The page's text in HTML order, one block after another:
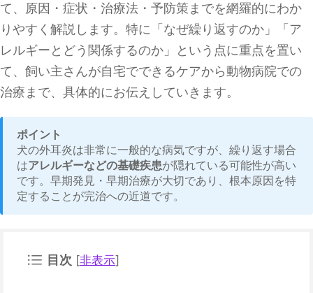
て、原因・症状・治療法・予防策までを網羅的にわか
りやすく解説します。特に「なぜ繰り返すのか」「ア
レルギーとどう関係するのか」という点に重点を置い
て、飼い主さんが自宅でできるケアから動物病院での
治療まで、具体的にお伝えしていきます。
ポイント
犬の外耳炎は非常に一般的な病気ですが、繰り返す場合
はアレルギーなどの基礎疾患が隠れている可能性が高い
です。早期発見・早期治療が大切であり、根本原因を特
定することが完治への近道です。
目次 [非表示]